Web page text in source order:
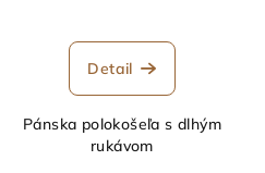
Detail
Pánska polokošeľa s dlhým
rukávom